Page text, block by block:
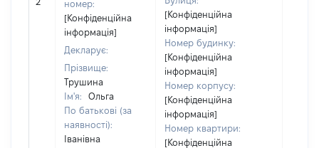
номер:
[Конфіденційна
інформація]
Декларує:
Прізвище:
Трушина
Ім'я:
Ольга
По батькові (за
наявності):
Іванівна
[Конфіденційна
інформація]
Номер будинку:
[Конфіденційна
інформація]
Номер корпусу:
[Конфіденційна
інформація]
Номер квартири:
[Конфіденційна